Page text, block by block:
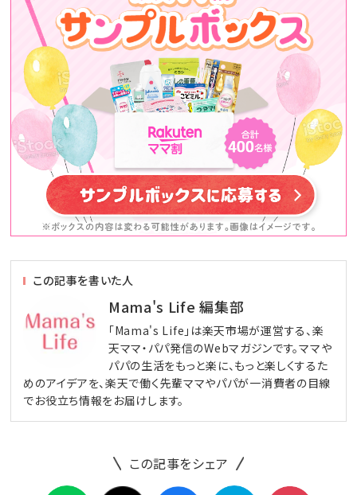
この記事を書いた人
Mama's Life 編集部
「Mama's Life」は楽天市場が運営する、楽
天ママ・パパ発信のWebマガジンです。ママや
パパの生活をもっと楽に、もっと楽しくするた
めのアイデアを、楽天で働く先輩ママやパパが一消費者の目線
でお役立ち情報をお届けします。
この記事をシェア